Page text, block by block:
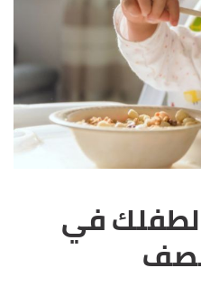
لطفلك في